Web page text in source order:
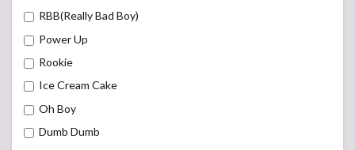
RBB(Really Bad Boy)
Power Up
Rookie
Ice Cream Cake
Oh Boy
Dumb Dumb